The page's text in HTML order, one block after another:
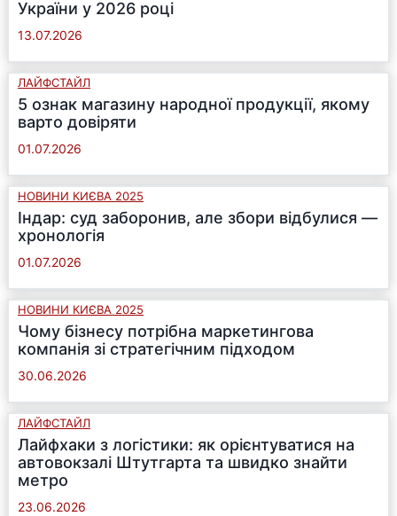
України у 2026 році
13.07.2026
ЛАЙФСТАЙЛ
5 ознак магазину народної продукції, якому
варто довіряти
01.07.2026
НОВИНИ КИЄВА 2025
Індар: суд заборонив, але збори відбулися —
хронологія
01.07.2026
НОВИНИ КИЄВА 2025
Чому бізнесу потрібна маркетингова
компанія зі стратегічним підходом
30.06.2026
ЛАЙФСТАЙЛ
Лайфхаки з логістики: як орієнтуватися на
автовокзалі Штутгарта та швидко знайти
метро
23.06.2026